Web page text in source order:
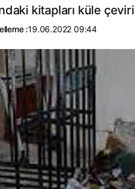
kitapları küle
:19.06.2022 09:44